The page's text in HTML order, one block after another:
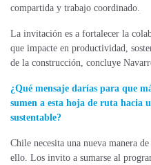
compartida y trabajo coordinado.
La invitación es a fortalecer la
que impacte en productividad,
de la construcción, concluye
¿Qué mensaje darías para que
sumen a esta hoja de ruta hacia
sustentable?
Chile necesita una nueva manera
ello. Los invito a sumarse al